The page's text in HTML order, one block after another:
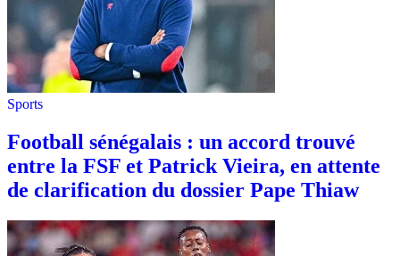
Sports
Football sénégalais : un accord trouvé
entre la FSF et Patrick Vieira, en attente
de clarification du dossier Pape Thiaw